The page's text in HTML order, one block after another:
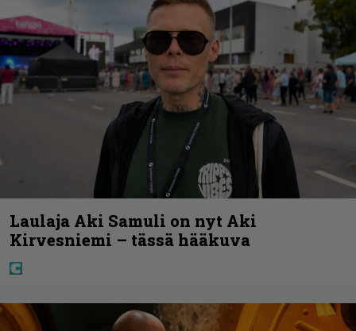
Laulaja Aki Samuli on nyt Aki
Kirvesniemi – tässä hääkuva